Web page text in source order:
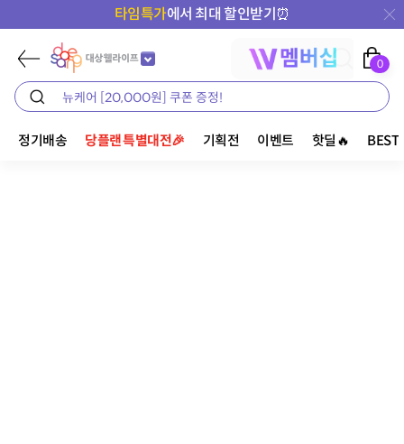
타임특가에서 최대 할인받기⏰
0
정기배송 당플랜 특별대전🎉 기획전 이벤트 핫딜🔥 BEST